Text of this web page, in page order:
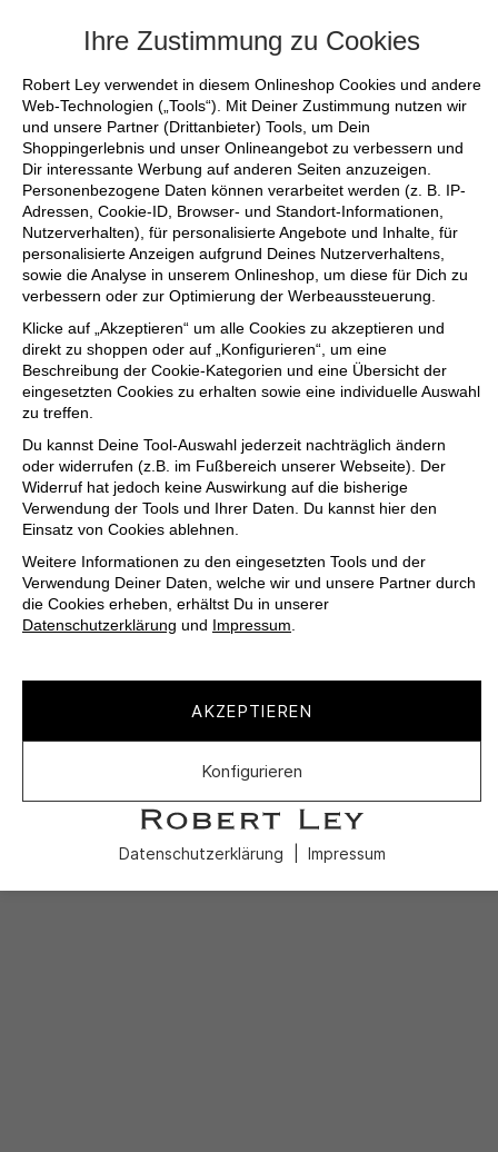
Ihre Zustimmung zu Cookies
Robert Ley verwendet in diesem Onlineshop Cookies und andere
Web-Technologien („Tools“). Mit Deiner Zustimmung nutzen wir
und unsere Partner (Drittanbieter) Tools, um Dein
Shoppingerlebnis und unser Onlineangebot zu verbessern und
Dir interessante Werbung auf anderen Seiten anzuzeigen.
Personenbezogene Daten können verarbeitet werden (z. B. IP-
Adressen, Cookie-ID, Browser- und Standort-Informationen,
Nutzerverhalten), für personalisierte Angebote und Inhalte, für
personalisierte Anzeigen aufgrund Deines Nutzerverhaltens,
sowie die Analyse in unserem Onlineshop, um diese für Dich zu
verbessern oder zur Optimierung der Werbeaussteuerung.
Klicke auf „Akzeptieren“ um alle Cookies zu akzeptieren und
direkt zu shoppen oder auf „Konfigurieren“, um eine
Beschreibung der Cookie-Kategorien und eine Übersicht der
eingesetzten Cookies zu erhalten sowie eine individuelle Auswahl
zu treffen.
Du kannst Deine Tool-Auswahl jederzeit nachträglich ändern
oder widerrufen (z.B. im Fußbereich unserer Webseite). Der
Widerruf hat jedoch keine Auswirkung auf die bisherige
Verwendung der Tools und Ihrer Daten. Du kannst hier den
Einsatz von Cookies ablehnen.
Weitere Informationen zu den eingesetzten Tools und der
Verwendung Deiner Daten, welche wir und unsere Partner durch
die Cookies erheben, erhältst Du in unserer
Datenschutzerklärung und Impressum.
AKZEPTIEREN
Konfigurieren
Datenschutzerklärung Impressum